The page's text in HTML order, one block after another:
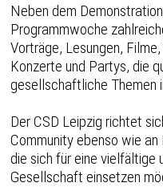
Neben dem
Programmwoche
Vorträge, Lesungen,
Konzerte und Partys, die
gesellschaftliche Themen
Der CSD Leipzig richtet
Community ebenso wie
die sich für eine vielfältige
Gesellschaft einsetzen